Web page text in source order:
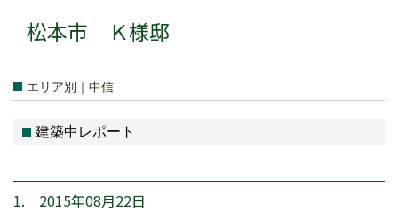
松本市 Ｋ様邸
エリア別｜中信
建築中レポート
1. 2015年08月22日